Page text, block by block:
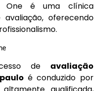
One é uma clínica
oferecendo
de avaliação
é conduzido por